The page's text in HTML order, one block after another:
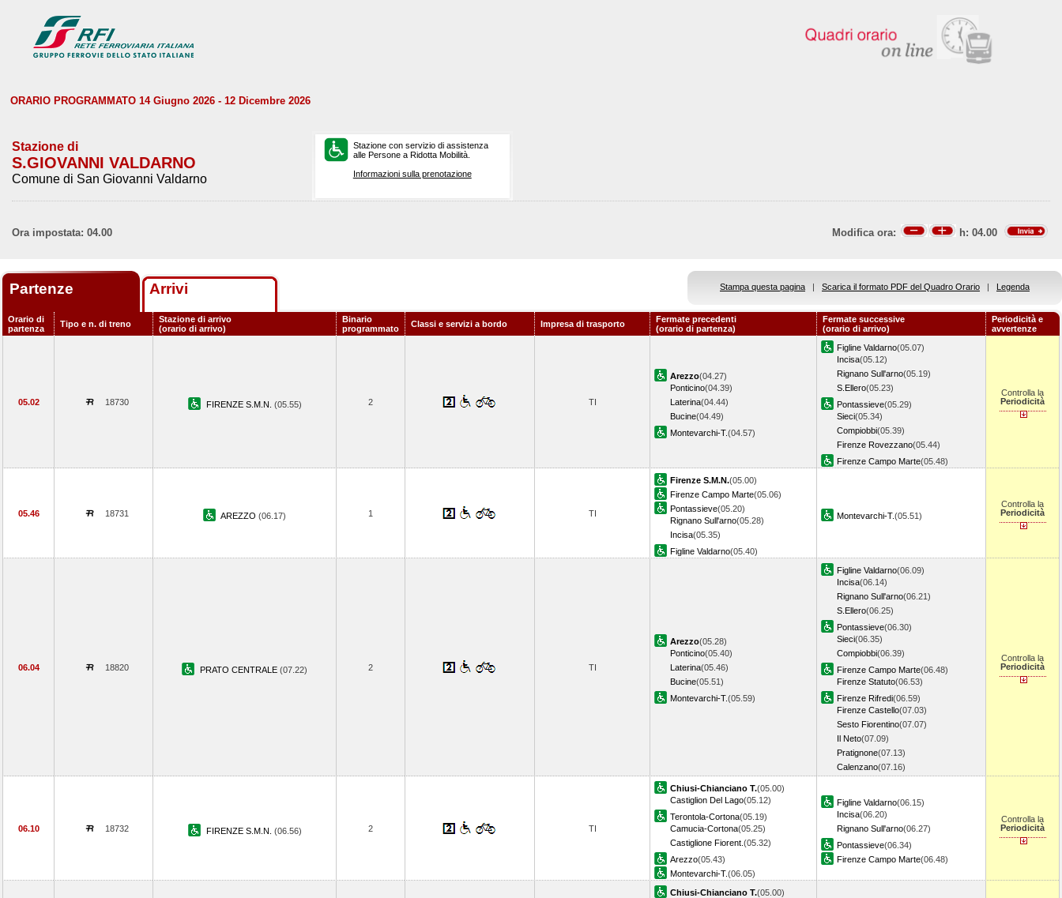
ORARIO PROGRAMMATO 14 Giugno 2026 - 12 Dicembre 2026
Stazione di
S.GIOVANNI VALDARNO
Comune di San Giovanni Valdarno
Stazione con servizio di assistenza
alle Persone a Ridotta Mobilità.
Informazioni sulla prenotazione
Ora impostata: 04.00 Modifica ora: h: 04.00
Partenze Arrivi Stampa questa pagina | Scarica il formato PDF del Quadro Orario | Legenda
Orario di
partenza
Tipo e n. di treno
Stazione di arrivo
(orario di arrivo)
Binario
programmato
Classi e servizi a bordo Impresa di trasporto
Fermate precedenti
(orario di partenza)
Fermate successive
(orario di arrivo)
Periodicità e
avvertenze
05.02 18730 FIRENZE S.M.N. (05.55) 2 TI
Arezzo(04.27)
Ponticino(04.39)
Laterina(04.44)
Bucine(04.49)
Montevarchi-T.(04.57)
Figline Valdarno(05.07)
Incisa(05.12)
Rignano Sull'arno(05.19)
S.Ellero(05.23)
Pontassieve(05.29)
Sieci(05.34)
Compiobbi(05.39)
Firenze Rovezzano(05.44)
Firenze Campo Marte(05.48)
Controlla la
Periodicità
05.46 18731 AREZZO (06.17) 1 TI
Firenze S.M.N.(05.00)
Firenze Campo Marte(05.06)
Pontassieve(05.20)
Rignano Sull'arno(05.28)
Incisa(05.35)
Figline Valdarno(05.40)
Montevarchi-T.(05.51)
Controlla la
Periodicità
06.04 18820 PRATO CENTRALE (07.22) 2 TI
Arezzo(05.28)
Ponticino(05.40)
Laterina(05.46)
Bucine(05.51)
Montevarchi-T.(05.59)
Figline Valdarno(06.09)
Incisa(06.14)
Rignano Sull'arno(06.21)
S.Ellero(06.25)
Pontassieve(06.30)
Sieci(06.35)
Compiobbi(06.39)
Firenze Campo Marte(06.48)
Firenze Statuto(06.53)
Firenze Rifredi(06.59)
Firenze Castello(07.03)
Sesto Fiorentino(07.07)
Il Neto(07.09)
Pratignone(07.13)
Calenzano(07.16)
Controlla la
Periodicità
06.10 18732 FIRENZE S.M.N. (06.56) 2 TI
Chiusi-Chianciano T.(05.00)
Castiglion Del Lago(05.12)
Terontola-Cortona(05.19)
Camucia-Cortona(05.25)
Castiglione Fiorent. (05.32)
Arezzo(05.43)
Montevarchi-T.(06.05)
Figline Valdarno(06.15)
Incisa(06.20)
Rignano Sull'arno(06.27)
Pontassieve(06.34)
Firenze Campo Marte(06.48)
Controlla la
Periodicità
Chiusi-Chianciano T.(05.00)